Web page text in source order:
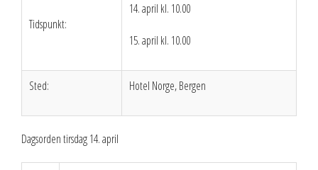
2025
2024
2023
Tidspunkt:
14. april kl. 10.00
15. april kl. 10.00
Sted: Hotel Norge, Bergen
Dagsorden tirsdag 14. april